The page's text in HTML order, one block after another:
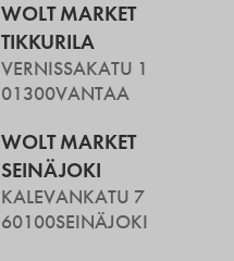
WOLT MARKET
TIKKURILA
VERNISSAKATU 1
01300VANTAA
WOLT MARKET
SEINÄJOKI
KALEVANKATU 7
60100SEINÄJOKI